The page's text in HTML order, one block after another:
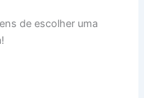
de escolher uma